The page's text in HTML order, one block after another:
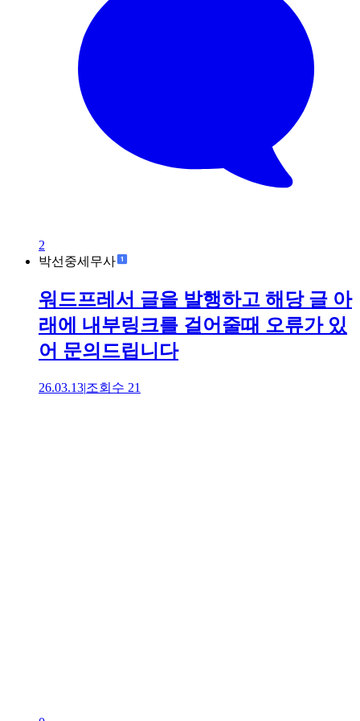
2
박선중세무사
워드프레서 글을 발행하고 해당 글 아
래에 내부링크를 걸어줄때 오류가 있
어 문의드립니다
26.03.13|조회수 21